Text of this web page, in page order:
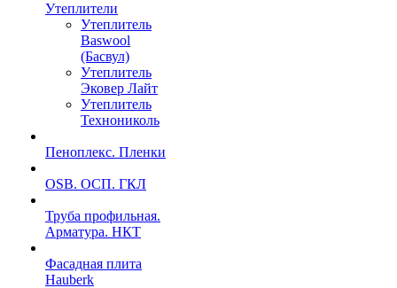
Утеплители
Утеплитель
Baswool
(Басвул)
Утеплитель
Эковер Лайт
Утеплитель
Технониколь
Пеноплекс. Пленки
OSB. ОСП. ГКЛ
Труба профильная.
Арматура. НКТ
Фасадная плита
Hauberk